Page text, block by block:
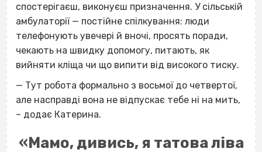
спостерігаєш, виконуєш призначення. У сільській
амбулаторії — постійне спілкування: люди
телефонують увечері й вночі, просять поради,
чекають на швидку допомогу, питають, як
вийняти кліща чи що випити від високого тиску.
— Тут робота формально з восьмої до четвертої,
але насправді вона не відпускає тебе ні на мить,
– додає Катерина.
«Мамо, дивись, я татова ліва